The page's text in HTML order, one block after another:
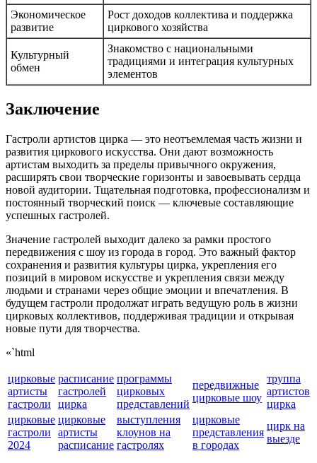
Экономическое
развитие
Рост доходов коллектива и поддержка
циркового хозяйства
Культурный
обмен
Знакомство с национальными
традициями и интеграция культурных
элементов
Заключение
Гастроли артистов цирка — это неотъемлемая часть жизни и
развития циркового искусства. Они дают возможность
артистам выходить за пределы привычного окружения,
расширять свои творческие горизонты и завоевывать сердца
новой аудитории. Тщательная подготовка, профессионализм и
постоянный творческий поиск — ключевые составляющие
успешных гастролей.
Значение гастролей выходит далеко за рамки простого
передвижения с шоу из города в город. Это важный фактор
сохранения и развития культуры цирка, укрепления его
позиций в мировом искусстве и укрепления связи между
людьми и странами через общие эмоции и впечатления. В
будущем гастроли продолжат играть ведущую роль в жизни
цирковых коллективов, поддерживая традиции и открывая
новые пути для творчества.
«`html
цирковые
артисты
гастроли
расписание
гастролей
цирка
программы
цирковых
представлений
передвижные
цирковые шоу
труппа
артистов
цирка
цирковые
гастроли
2024
цирковые
артисты
расписание
выступления
клоунов на
гастролях
цирковые
представления
в городах
цирк на
выезде